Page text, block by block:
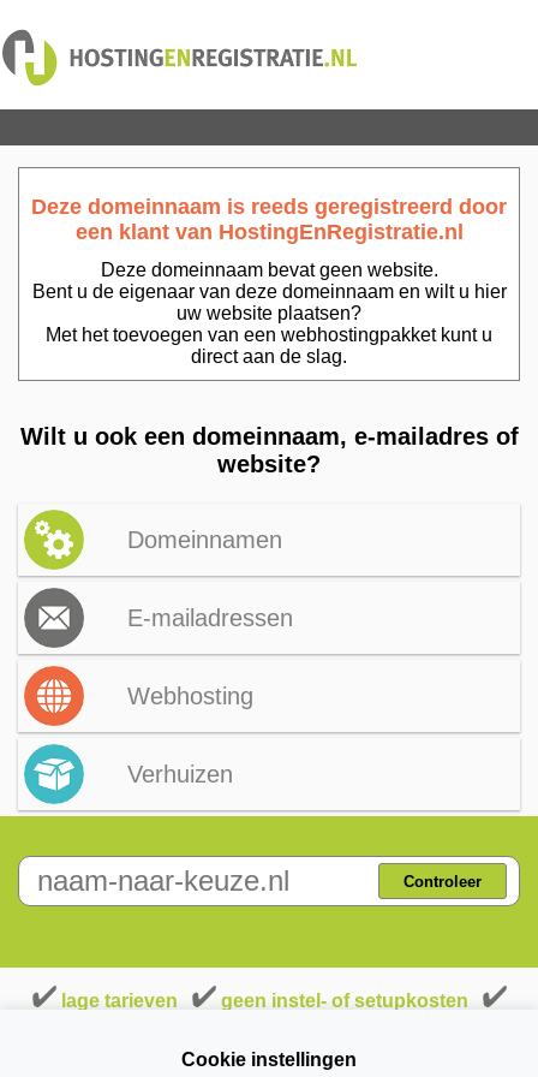
Deze domeinnaam is reeds geregistreerd door
een klant van HostingEnRegistratie.nl
Deze domeinnaam bevat geen website.
Bent u de eigenaar van deze domeinnaam en wilt u hier
uw website plaatsen?
Met het toevoegen van een webhostingpakket kunt u
direct aan de slag.
Wilt u ook een domeinnaam, e-mailadres of
website?
Domeinnamen
E-mailadressen
Webhosting
Verhuizen
Controleer
lage tarieven
geen instel- of setupkosten
Cookie instellingen